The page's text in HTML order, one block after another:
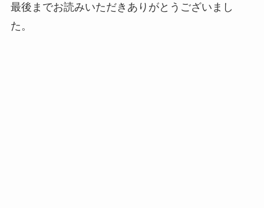
最後までお読みいただきありがとうございまし
た。